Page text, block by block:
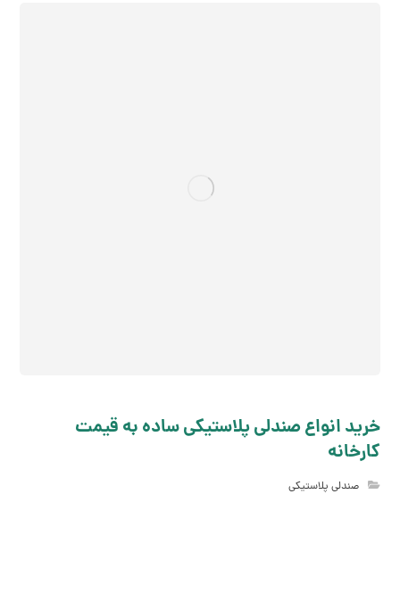
خرید انواع صندلی پلاستیکی ساده به قیمت
کارخانه
صندلی پلاستیکی